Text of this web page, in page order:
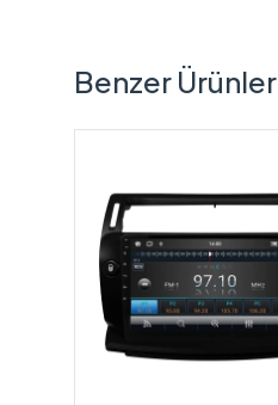
Benzer Ürünler